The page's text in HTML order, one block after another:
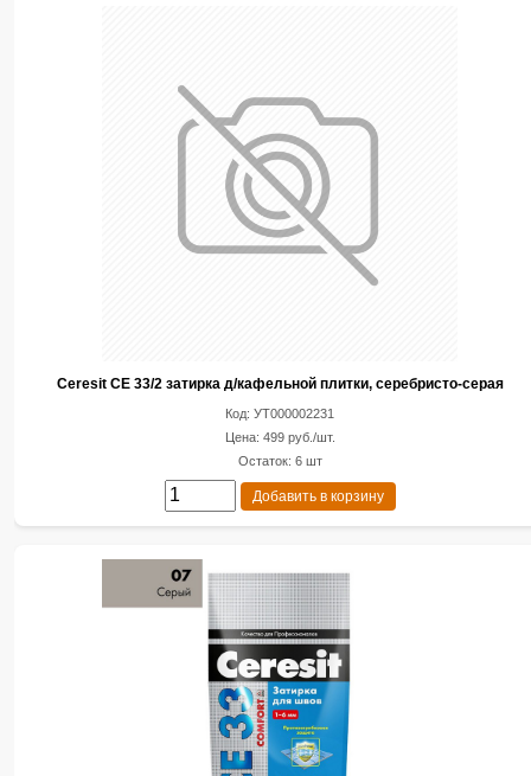
Ceresit CE 33/2 затирка д/кафельной плитки, серебристо-серая
Код: УТ000002231
Цена: 499 руб./шт.
Остаток: 6 шт
Добавить в корзину